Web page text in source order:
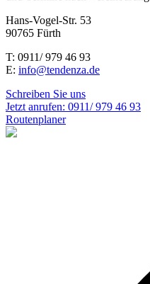
Hans-Vogel-Str. 53
90765 Fürth
T: 0911/ 979 46 93
E: info@tendenza.de
Schreiben Sie uns
Jetzt anrufen: 0911/ 979 46 93
Routenplaner